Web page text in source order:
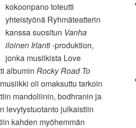
kokoonpano toteutti
yhteistyönä Ryhmäteatterin
kanssa suositun Vanha
iloinen Irlanti-produktion,
jonka musiikista Love
albumin Rocky Road To
oli omaksuttu tarkoin
mandoliinin, bodhranin ja
levytystuotanto julkaistiin
kahden myöhemmän